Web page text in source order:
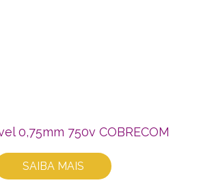
0,75mm 750v COBRECOM
SAIBA MAIS